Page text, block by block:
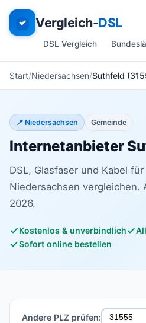
Vergleich-DSL
DSL Vergleich
Start Niedersachsen Suthfeld
📍 Niedersachsen Gemeinde
Internetanbieter
DSL, Glasfaser und Kabel
Niedersachsen vergleichen.
2026.
Kostenlos & unverbindlich
Sofort online bestellen
Andere PLZ prüfen: